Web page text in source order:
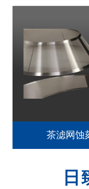
PET发热片